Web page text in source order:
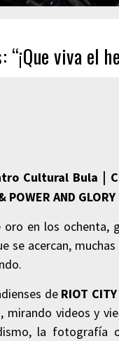
viva el
Cultural Bula
AND GLORY
en los ochenta,
se acercan,
de RIOT CITY
videos y
la